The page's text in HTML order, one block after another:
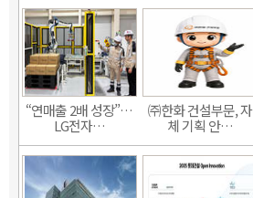
“연매출 2배 성장”…
LG전자…
㈜한화 건설부문, 자
체 기획 안…